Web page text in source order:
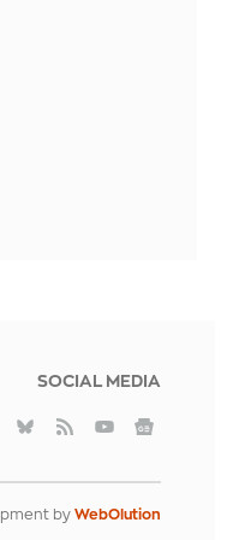
SOCIAL MEDIA
by WebOlution